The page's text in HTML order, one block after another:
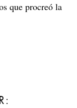
que procreó la